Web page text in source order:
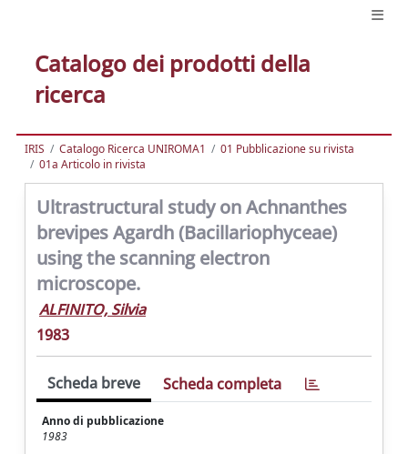
Catalogo dei prodotti della
ricerca
IRIS Catalogo Ricerca UNIROMA1
01 Pubblicazione su rivista
01a Articolo in rivista
Ultrastructural study on Achnanthes
brevipes Agardh (Bacillariophyceae)
using the scanning electron
microscope.
ALFINITO, Silvia
1983
Scheda breve Scheda completa
Anno di pubblicazione
1983